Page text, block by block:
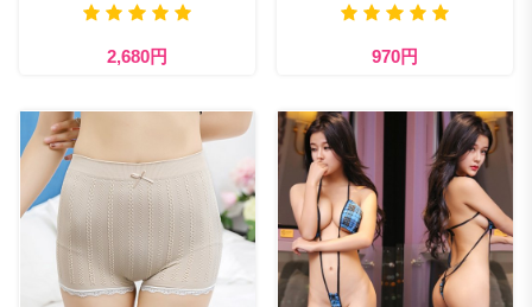
2,680円 970円